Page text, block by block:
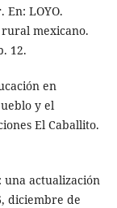
LOYO.
mexicano.
12.
en
y el
El Caballito.
una actualización
diciembre de